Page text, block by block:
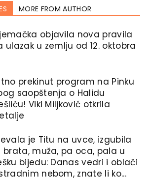
MORE FROM AUTHOR
objavila nova pravila
ulazak u zemlju od 12. oktobra
prekinut program na Pinku
saopštenja o Halidu
Viki Miljković otkrila
je Titu na uvce, izgubila
brata, muža, pa oca, paIa u
bijedu: Danas vedri i oblači
nebom, znate li ko...